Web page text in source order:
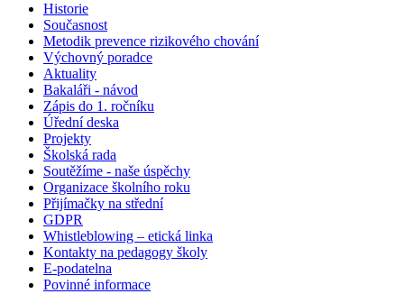
Historie
Současnost
Metodik prevence rizikového chování
Výchovný poradce
Aktuality
Bakaláři - návod
Zápis do 1. ročníku
Úřední deska
Projekty
Školská rada
Soutěžíme - naše úspěchy
Organizace školního roku
Přijímačky na střední
GDPR
Whistleblowing – etická linka
Kontakty na pedagogy školy
E-podatelna
Povinné informace